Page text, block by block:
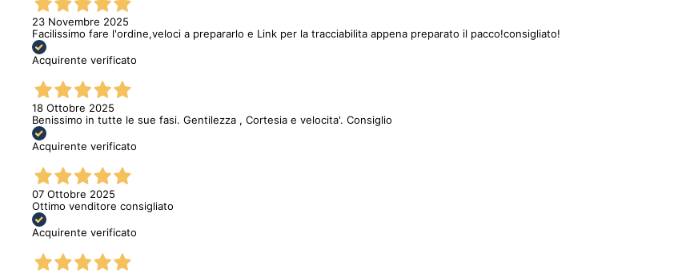
23 Novembre 2025
Facilissimo fare l'ordine,veloci a prepararlo e Link per la tracciabilita appena preparato il pacco!consigliato!
Acquirente verificato
18 Ottobre 2025
Benissimo in tutte le sue fasi. Gentilezza , Cortesia e velocita'. Consiglio
Acquirente verificato
07 Ottobre 2025
Ottimo venditore consigliato
Acquirente verificato